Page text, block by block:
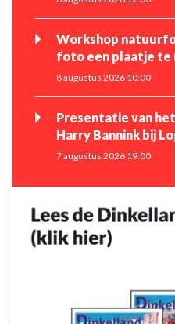
Workshop
foto een plaatje te
8 augustus 2026 10:00
Presentatie van
Harry Bannink bij
7 augustus 2026 19:00